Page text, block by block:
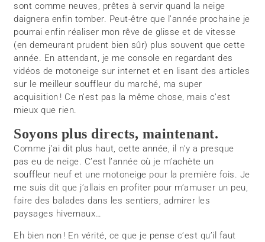
sont comme neuves, prêtes à servir quand la neige
daignera enfin tomber. Peut-être que l’année prochaine je
pourrai enfin réaliser mon rêve de glisse et de vitesse
(en demeurant prudent bien sûr) plus souvent que cette
année. En attendant, je me console en regardant des
vidéos de motoneige sur internet et en lisant des articles
sur le meilleur souffleur du marché, ma super
acquisition ! Ce n’est pas la même chose, mais c’est
mieux que rien.
Soyons plus directs, maintenant.
Comme j’ai dit plus haut, cette année, il n’y a presque
pas eu de neige. C’est l’année où je m’achète un
souffleur neuf et une motoneige pour la première fois. Je
me suis dit que j’allais en profiter pour m’amuser un peu,
faire des balades dans les sentiers, admirer les
paysages hivernaux…
Eh bien non ! En vérité, ce que je pense c’est qu’il faut